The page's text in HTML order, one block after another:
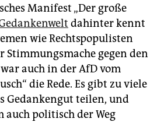
Manifest „Der große
dahinter kennt
wie Rechtspopulisten
gegen den
auch in der AfD vom
die Rede. Es gibt zu viele
Gedankengut teilen, und
politisch der Weg